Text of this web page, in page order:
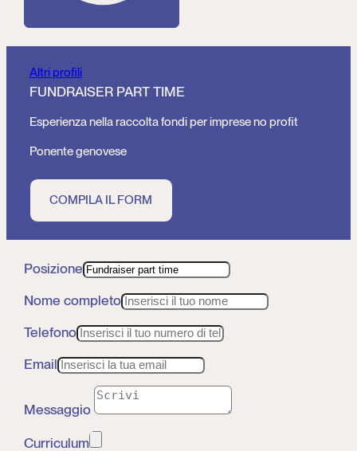
Altri profili
FUNDRAISER PART TIME
Esperienza nella raccolta fondi per imprese no profit
Ponente genovese
COMPILA IL FORM
Posizione
Nome completo
Telefono
Email
Messaggio
Curriculum